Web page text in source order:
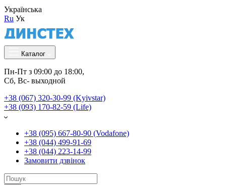
Українська
Ru Ук
Каталог
Пн-Пт з 09:00 до 18:00,
Сб, Вс- выходной
+38 (067) 320-30-99 (Kyivstar)
+38 (093) 170-82-59 (Life)
+38 (095) 667-80-90 (Vodafone)
+38 (044) 499-91-69
+38 (044) 223-14-99
Замовити дзвінок